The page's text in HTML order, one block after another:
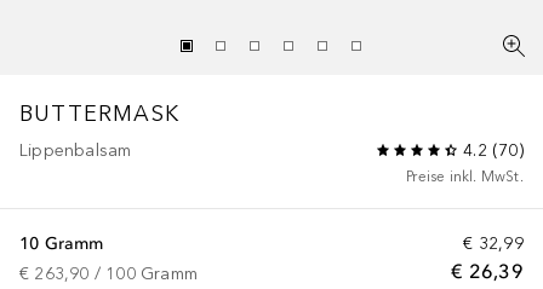
BUTTERMASK
Lippenbalsam 4.2 (70)
Preise inkl. MwSt.
€ 32,99
€ 26,39
10 Gramm
€ 263,90 / 100 Gramm